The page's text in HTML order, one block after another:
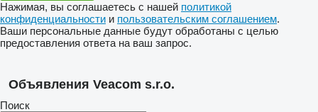
Нажимая, вы соглашаетесь с нашей политикой
конфиденциальности и пользовательским соглашением.
Ваши персональные данные будут обработаны с целью
предоставления ответа на ваш запрос.
Объявления Veacom s.r.o.
Поиск